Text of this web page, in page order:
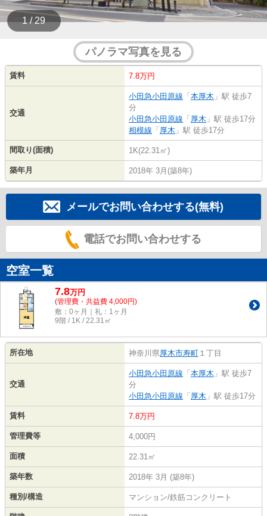
1 / 29
パノラマ写真を見る
賃料 7.8万円
交通
小田急小田原線 「 本厚木 」駅 徒歩7
分
小田急小田原線 「 厚木 」駅 徒歩17分
相模線 「 厚木 」駅 徒歩17分
間取り(面積) 1K(22.31㎡)
築年月 2018年 3月(築8年)
メールでお問い合わせする(無料)
電話でお問い合わせする
空室一覧
7.8万円
(管理費・共益費 4,000円)
敷：0ヶ月｜礼：1ヶ月
9階 / 1K / 22.31㎡
所在地 神奈川県厚木市寿町 １丁目
交通
小田急小田原線 「 本厚木 」駅 徒歩7
分
小田急小田原線 「 厚木 」駅 徒歩17分
賃料 7.8万円
管理費等 4,000円
面積 22.31㎡
築年数 2018年 3月 (築8年)
種別/構造 マンション/鉄筋コンクリート